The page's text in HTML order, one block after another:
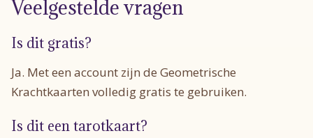
Veelgestelde vragen
Is dit gratis?
Ja. Met een account zijn de Geometrische
Krachtkaarten volledig gratis te gebruiken.
Is dit een tarotkaart?